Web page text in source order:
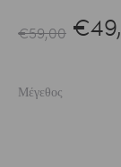
€59,00 €
Μέγεθος